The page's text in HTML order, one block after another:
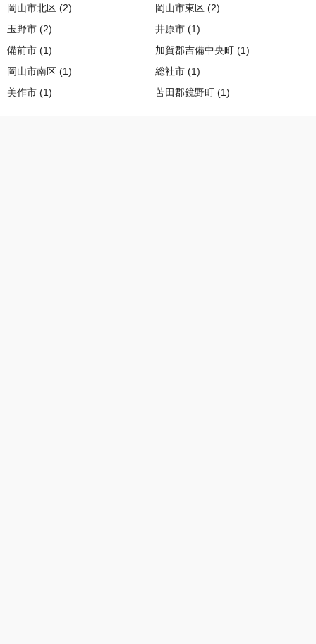
岡山市北区 (2) 岡山市東区 (2)
玉野市 (2) 井原市 (1)
備前市 (1) 加賀郡吉備中央町 (1)
岡山市南区 (1) 総社市 (1)
美作市 (1) 苫田郡鏡野町 (1)